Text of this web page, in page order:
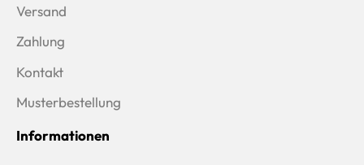
Versand
Zahlung
Kontakt
Musterbestellung
Informationen